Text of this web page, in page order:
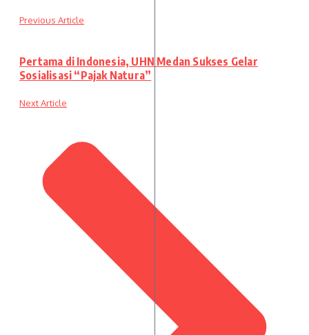
Previous Article
Pertama di Indonesia, UHN Medan Sukses Gelar
Sosialisasi “Pajak Natura”
Next Article